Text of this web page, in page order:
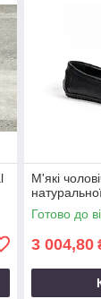
М'які
Готово до
3 004,80